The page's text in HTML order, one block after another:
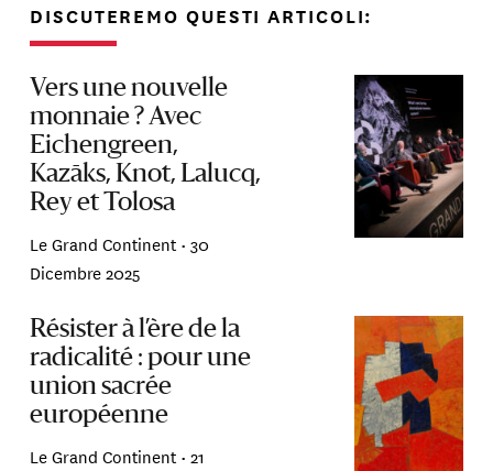
DISCUTEREMO QUESTI ARTICOLI:
Vers une nouvelle
monnaie ? Avec
Eichengreen,
Kazāks, Knot, Lalucq,
Rey et Tolosa
Le Grand Continent •30
Dicembre 2025
Résister à l’ère de la
radicalité : pour une
union sacrée
européenne
Le Grand Continent •21